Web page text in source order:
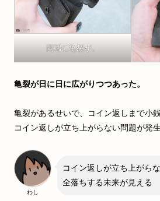
両端に亀裂が。
亀裂が日に日に広がりつつあった。
亀裂があるせいで、コイン返しまで小
コイン返しが立ち上がらない問題が発
わし
コイン返しが立ち上がら
全落ちする未来が見える